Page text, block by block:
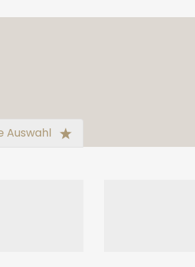
Auswahl